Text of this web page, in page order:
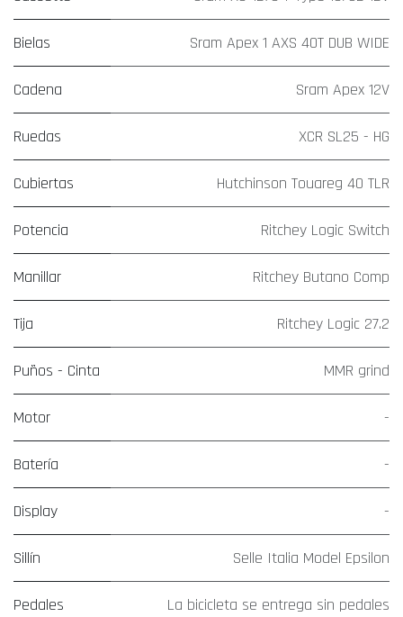
Bielas Sram Apex 1 AXS 40T DUB WIDE
Cadena Sram Apex 12V
Ruedas XCR SL25 - HG
Cubiertas Hutchinson Touareg 40 TLR
Potencia Ritchey Logic Switch
Manillar Ritchey Butano Comp
Tija Ritchey Logic 27.2
Puños - Cinta MMR grind
Motor -
Batería -
Display -
Sillín Selle Italia Model Epsilon
Pedales La bicicleta se entrega sin pedales